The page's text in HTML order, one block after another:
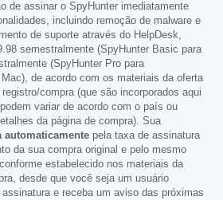
de assinar o SpyHunter imediatamente
incluindo remoção de malware e
de suporte através do HelpDesk,
semestralmente (SpyHunter Basic para
(SpyHunter Pro para
de acordo com os materiais da oferta
compra (que são incorporados aqui
variar de acordo com o país ou
da página de compra). Sua
automaticamente pela taxa de assinatura
da sua compra original e pelo mesmo
estabelecido nos materiais da
desde que você seja um usuário
e receba um aviso das próximas